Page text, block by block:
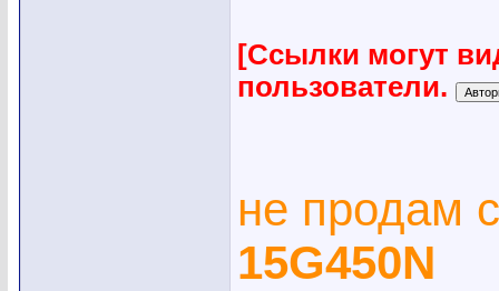
[Ссылки могут
пользователи.
не продам
15G450N